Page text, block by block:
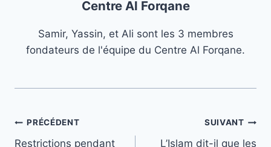
Centre Al Forqane
Samir, Yassin, et Ali sont les 3 membres
fondateurs de l'équipe du Centre Al Forqane.
Navigation
PRÉCÉDENT
Restrictions pendant
SUIVANT
L’Islam dit-il que les